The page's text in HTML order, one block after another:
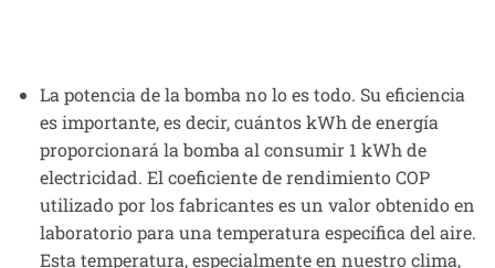
La potencia de la bomba no lo es todo. Su eficiencia
es importante, es decir, cuántos kWh de energía
proporcionará la bomba al consumir 1 kWh de
electricidad. El coeficiente de rendimiento COP
utilizado por los fabricantes es un valor obtenido en
laboratorio para una temperatura específica del aire.
Esta temperatura, especialmente en nuestro clima,